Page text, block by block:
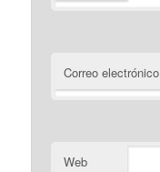
Correo electrónico
Web